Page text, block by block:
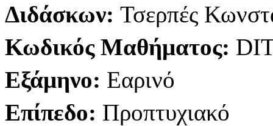
Διδάσκων: Τσερπές
Κωδικός Μαθήματος:
Εξάμηνο: Εαρινό
Επίπεδο: Προπτυχιακό